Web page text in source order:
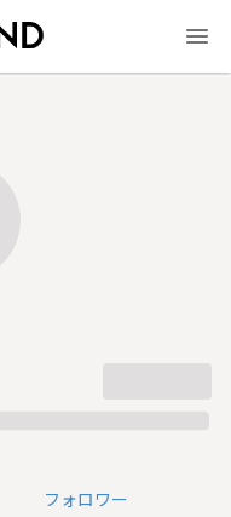
フォロワー